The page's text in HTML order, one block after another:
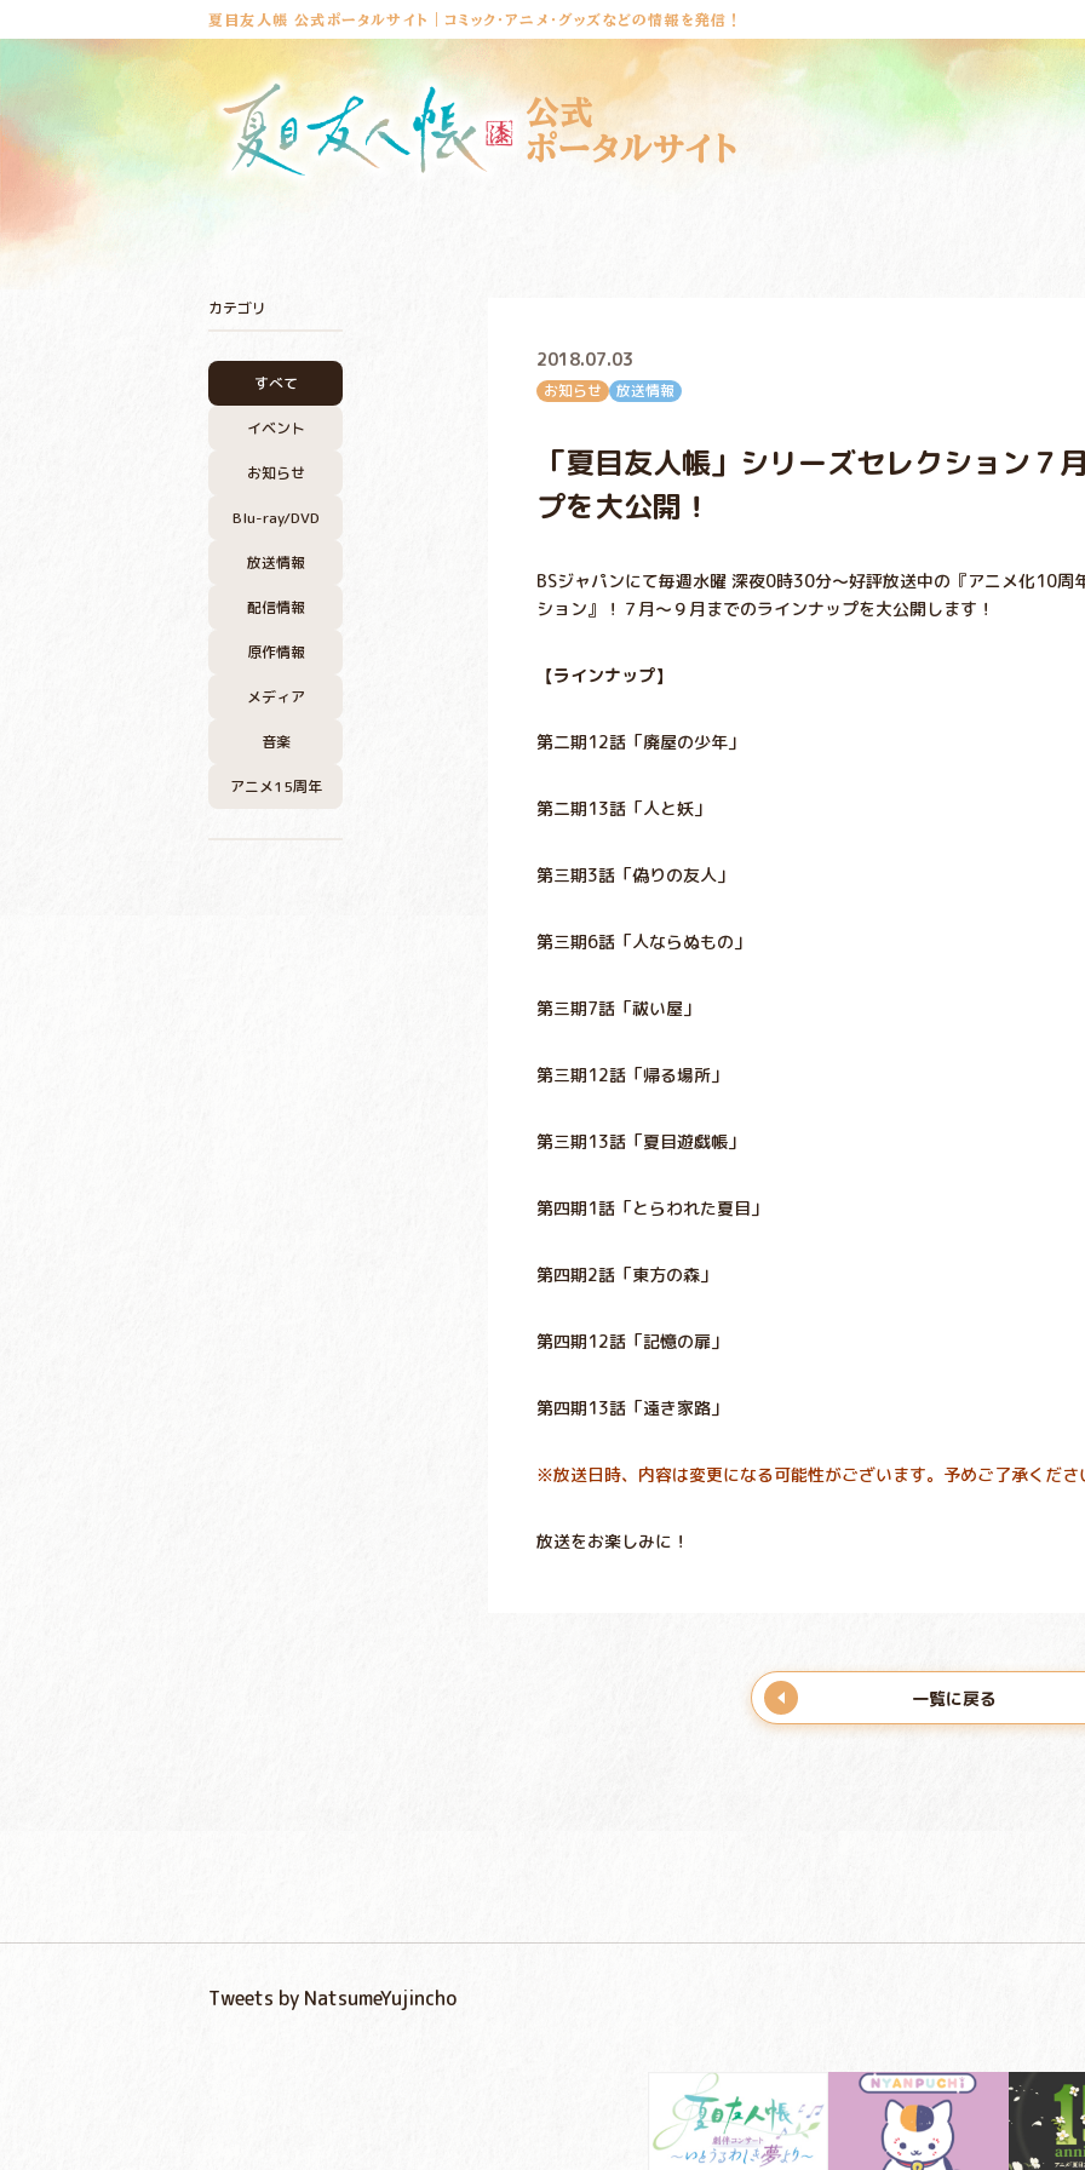
夏目友人帳 公式ポータルサイト｜コミック・アニメ・グッズなどの情報を発信！
公式
ポータルサイト
カテゴリ
すべて
イベント
お知らせ
Blu-ray/DVD
放送情報
配信情報
原作情報
メディア
音楽
アニメ15周年
2018.07.03
お知らせ 放送情報
「夏目友人帳」シリーズセレクション７
プを大公開！
BSジャパンにて毎週水曜 深夜0時30分～好評放送中の『アニメ化10周
ション』！７月～９月までのラインナップを大公開します！
【ラインナップ】
第二期12話「廃屋の少年」
第二期13話「人と妖」
第三期3話「偽りの友人」
第三期6話「人ならぬもの」
第三期7話「祓い屋」
第三期12話「帰る場所」
第三期13話「夏目遊戯帳」
第四期1話「とらわれた夏目」
第四期2話「東方の森」
第四期12話「記憶の扉」
第四期13話「遠き家路」
※放送日時、内容は変更になる可能性がございます。予めご了承くださ
放送をお楽しみに！
一覧に戻る
Tweets by NatsumeYujincho